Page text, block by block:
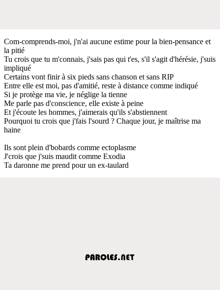
Com-comprends-moi, j'n'ai aucune estime pour la bien-pensance et
la pitié
Tu crois que tu m'connais, j'sais pas qui t'es, s'il s'agit d'hérésie, j'suis
impliqué
Certains vont finir à six pieds sans chanson et sans RIP
Entre elle est moi, pas d'amitié, reste à distance comme indiqué
Si je protège ma vie, je néglige la tienne
Me parle pas d'conscience, elle existe à peine
Et j'écoute les hommes, j'aimerais qu'ils s'abstiennent
Pourquoi tu crois que j'fais l'sourd ? Chaque jour, je maîtrise ma
haine
Ils sont plein d'bobards comme ectoplasme
J'crois que j'suis maudit comme Exodia
Ta daronne me prend pour un ex-taulard